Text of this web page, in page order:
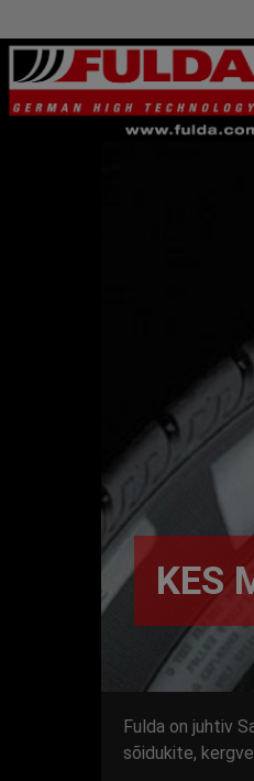
KES
Fulda on juhtiv
sõidukite,